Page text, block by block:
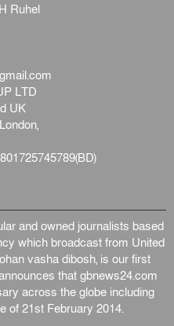
Ruhel
LTD
UK
and owned journalists based
which broadcast from United
vasha dibosh, is our first
that gbnews24.com
across the globe including
of 21st February 2014.